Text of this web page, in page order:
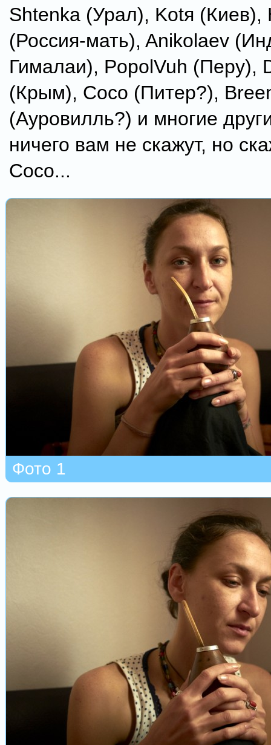
Shtenka (Урал), Kotя (Киев),
(Россия-мать), Anikolaev
Гималаи), PopolVuh (Перу),
(Крым), Coco (Питер?),
(Ауровилль?) и многие
ничего вам не скажут, но
Coco...
Фото 1